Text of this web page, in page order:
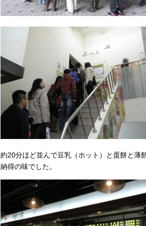
約20分ほど並んで豆乳（ホット）と蛋餅と薄
納得の味でした。